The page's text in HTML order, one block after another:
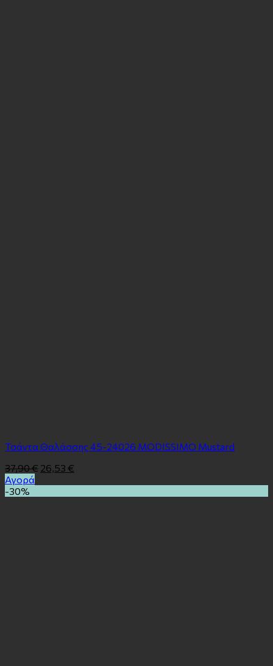
Τσάντα Θαλάσσης 45-24026 MODISSIMO Mustard
37,90€ 26,53 €
Αγορά
-30%